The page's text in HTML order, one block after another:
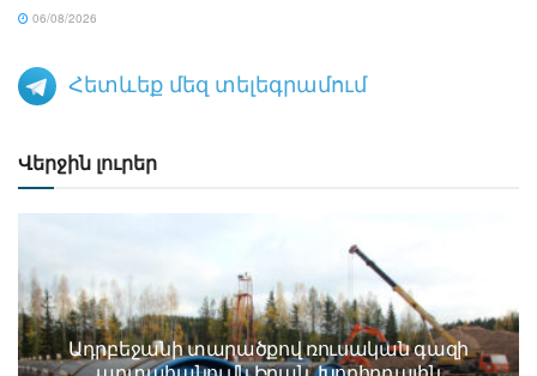
06/08/2026
Հետևեք մեզ տելեգրամում
Վերջին լուրեր
Ադրբեջանի տարածքով ռուսական գազի